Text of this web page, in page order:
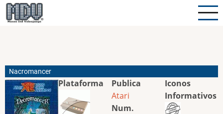
Pasar
al
Nacromancer
Plataforma
Publica
Atari
Num.
Iconos
Informativos